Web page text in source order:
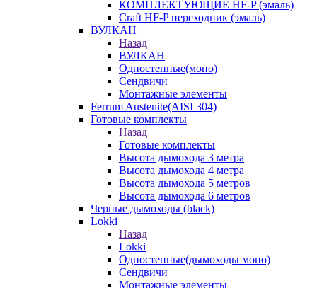
КОМПЛЕКТУЮЩИЕ HF-P (эмаль)
Craft HF-P переходник (эмаль)
ВУЛКАН
Назад
ВУЛКАН
Одностенные(моно)
Сендвичи
Монтажные элементы
Ferrum Austenite(AISI 304)
Готовые комплекты
Назад
Готовые комплекты
Высота дымохода 3 метра
Высота дымохода 4 метра
Высота дымохода 5 метров
Высота дымохода 6 метров
Черные дымоходы (black)
Lokki
Назад
Lokki
Одностенные(дымоходы моно)
Сендвичи
Монтажные элементы